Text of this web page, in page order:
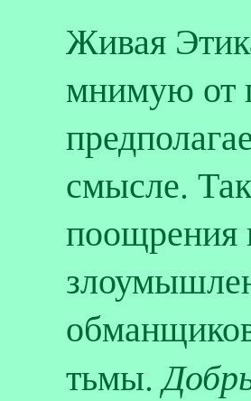
Живая
мнимую от
смысле.
поощрения
тьмы.